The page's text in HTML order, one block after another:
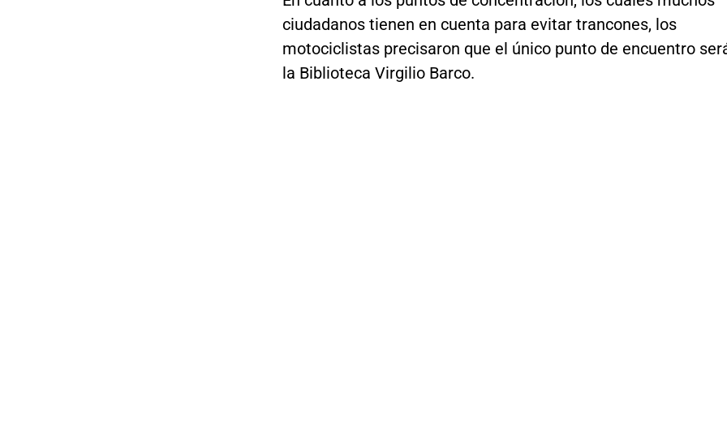
ciudadanos tienen en cuenta para evitar trancones, los
motociclistas precisaron que el único punto de encuentro
la Biblioteca Virgilio Barco.